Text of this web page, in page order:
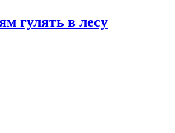
гулять в лесу